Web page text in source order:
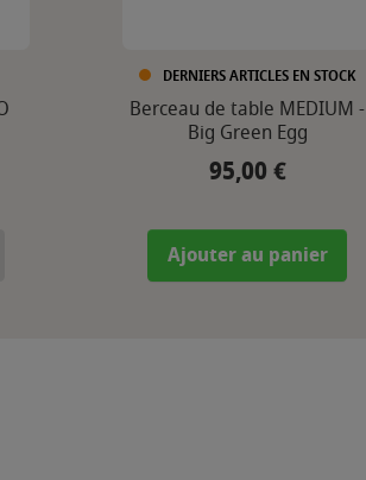
DERNIERS ARTICLES EN STOCK
Berceau de table MEDIUM -
Big Green Egg
Prix
95,00 €
Ajouter au panier